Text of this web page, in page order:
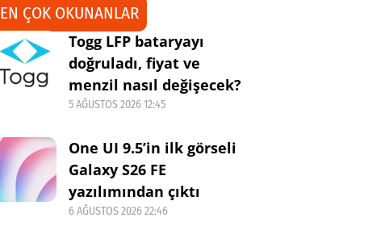
EN ÇOK OKUNANLAR
Togg LFP bataryayı
doğruladı, fiyat ve
menzil nasıl değişecek?
5 AĞUSTOS 2026 12:45
One UI 9.5’in ilk görseli
Galaxy S26 FE
yazılımından çıktı
6 AĞUSTOS 2026 22:46